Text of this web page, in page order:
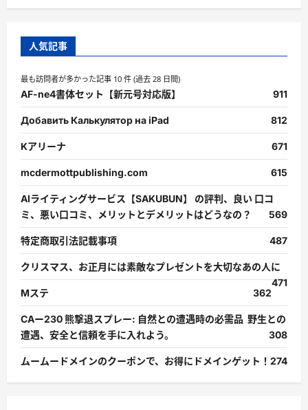
人気記事
最も訪問者が多かった記事 10 件 (過去 28 日間)
AF-ne4書体セット【新元号対応版】 911
Добавить Калькулятор на iPad 812
Kアリーナ 671
mcdermottpublishing.com 615
AIライティングサービス【SAKUBUN】 の評判、良い 口コ
ミ、悪い口コミ、メリットとデメリットはどうなの？
569
特定商取引法記載事項 487
クリスマス、お正月には素敵なプレゼントを大切なあの人に
471
Mステ
362
CAー230 熊撃退スプレー: 自然との遭遇時の必需品 野生との
遭遇、安全と信頼を手に入れよう。
308
ムームードメインのクーポンで、お得にドメインゲット！ 274